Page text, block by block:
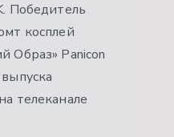
Победитель
косплей
Образ» Panicon
телеканале